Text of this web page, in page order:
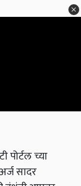
पोर्टल च्या
सादर